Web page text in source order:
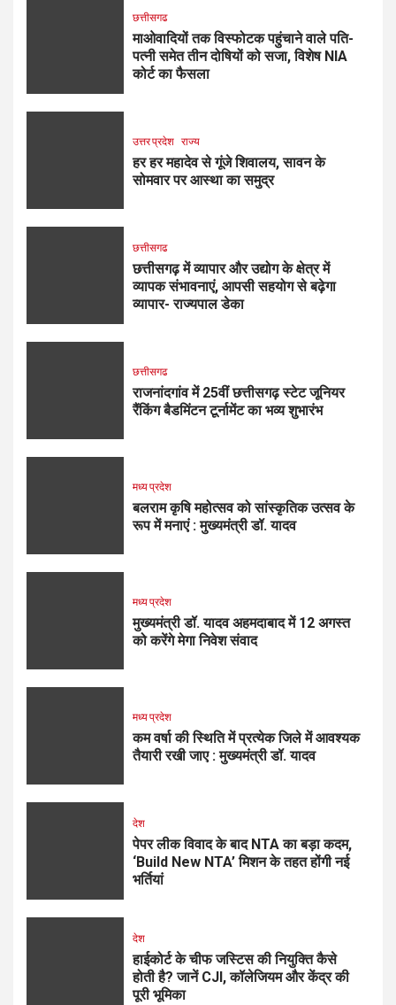
छत्तीसगढ
माओवादियों तक विस्फोटक पहुंचाने वाले पति-
पत्नी समेत तीन दोषियों को सजा, विशेष NIA
कोर्ट का फैसला
उत्तर प्रदेश राज्य
हर हर महादेव से गूंजे शिवालय, सावन के
सोमवार पर आस्था का समुद्र
छत्तीसगढ
छत्तीसगढ़ में व्यापार और उद्योग के क्षेत्र में
व्यापक संभावनाएं, आपसी सहयोग से बढ़ेगा
व्यापार- राज्यपाल डेका
छत्तीसगढ
राजनांदगांव में 25वीं छत्तीसगढ़ स्टेट जूनियर
रैंकिंग बैडमिंटन टूर्नामेंट का भव्य शुभारंभ
मध्य प्रदेश
बलराम कृषि महोत्सव को सांस्कृतिक उत्सव के
रूप में मनाएं : मुख्यमंत्री डॉ. यादव
मध्य प्रदेश
मुख्यमंत्री डॉ. यादव अहमदाबाद में 12 अगस्त
को करेंगे मेगा निवेश संवाद
मध्य प्रदेश
कम वर्षा की स्थिति में प्रत्येक जिले में आवश्यक
तैयारी रखी जाए : मुख्यमंत्री डॉ. यादव
देश
पेपर लीक विवाद के बाद NTA का बड़ा कदम,
‘Build New NTA’ मिशन के तहत होंगी नई
भर्तियां
देश
हाईकोर्ट के चीफ जस्टिस की नियुक्ति कैसे
होती है? जानें CJI, कॉलेजियम और केंद्र की
पूरी भूमिका